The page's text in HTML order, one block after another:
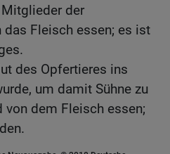
der
Fleisch essen; es ist
des Opfertieres ins
um damit Sühne zu
dem Fleisch essen;